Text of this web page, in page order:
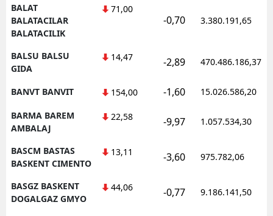
BALAT
BALATACILAR
BALATACILIK
71,00
-0,70 3.380.191,65
BALSU BALSU
GIDA
14,47 -2,89 470.486.186,37
BANVT BANVIT 154,00 -1,60 15.026.586,20
BARMA BAREM
AMBALAJ
22,58 -9,97 1.057.534,30
BASCM BASTAS
BASKENT CIMENTO
13,11 -3,60 975.782,06
BASGZ BASKENT
DOGALGAZ GMYO
44,06 -0,77 9.186.141,50